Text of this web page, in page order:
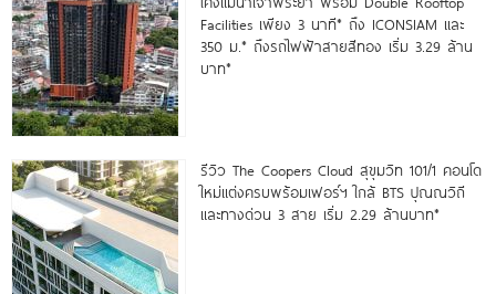
Facilities เพียง 3 นาที* ถึง ICONSIAM และ
350 ม.* ถึงรถไฟฟ้าสายสีทอง เริ่ม 3.29 ล้าน
บาท*
รีวิว The Coopers Cloud สุขุมวิท 101/1 คอนโด
ใหม่แต่งครบพร้อมเฟอร์ฯ ใกล้ BTS ปุณณวิถี
และทางด่วน 3 สาย เริ่ม 2.29 ล้านบาท*